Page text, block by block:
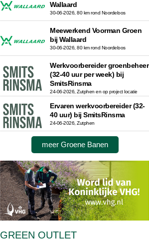
Wallaard
30-06-2026, 80 km rond Noordeloos
Meewerkend Voorman Groen
bij Wallaard
30-06-2026, 80 km rond Noordeloos
Werkvoorbereider groenbeheer
(32-40 uur per week) bij
SmitsRinsma
24-06-2026, Zutphen en op project locatie
Ervaren werkvoorbereider (32-
40 uur) bij SmitsRinsma
24-06-2026, Zutphen
meer Groene Banen
GREEN OUTLET